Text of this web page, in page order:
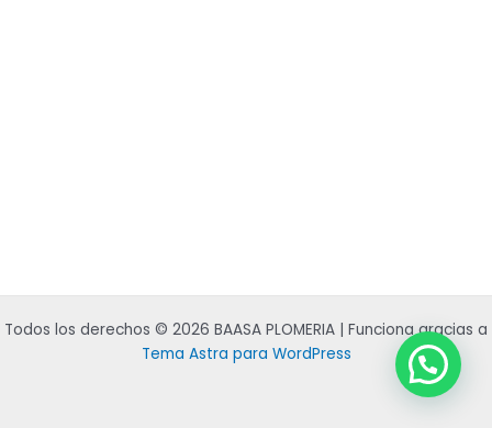
Todos los derechos © 2026 BAASA PLOMERIA | Funciona gracias a
Tema Astra para WordPress